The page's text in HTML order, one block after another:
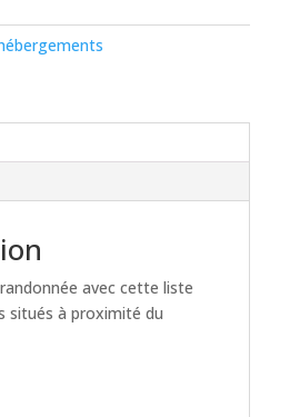
avec cette liste
situés à proximité du